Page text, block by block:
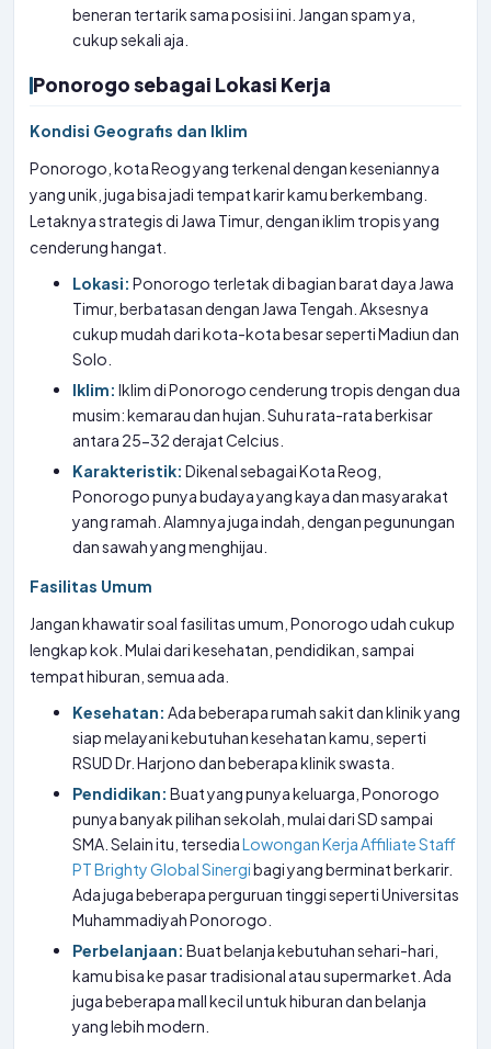
beneran tertarik sama posisi ini. Jangan spam ya,
cukup sekali aja.
Ponorogo sebagai Lokasi Kerja
Kondisi Geografis dan Iklim
Ponorogo, kota Reog yang terkenal dengan keseniannya
yang unik, juga bisa jadi tempat karir kamu berkembang.
Letaknya strategis di Jawa Timur, dengan iklim tropis yang
cenderung hangat.
Lokasi: Ponorogo terletak di bagian barat daya Jawa
Timur, berbatasan dengan Jawa Tengah. Aksesnya
cukup mudah dari kota-kota besar seperti Madiun dan
Solo.
Iklim: Iklim di Ponorogo cenderung tropis dengan dua
musim: kemarau dan hujan. Suhu rata-rata berkisar
antara 25-32 derajat Celcius.
Karakteristik: Dikenal sebagai Kota Reog,
Ponorogo punya budaya yang kaya dan masyarakat
yang ramah. Alamnya juga indah, dengan pegunungan
dan sawah yang menghijau.
Fasilitas Umum
Jangan khawatir soal fasilitas umum, Ponorogo udah cukup
lengkap kok. Mulai dari kesehatan, pendidikan, sampai
tempat hiburan, semua ada.
Kesehatan: Ada beberapa rumah sakit dan klinik yang
siap melayani kebutuhan kesehatan kamu, seperti
RSUD Dr. Harjono dan beberapa klinik swasta.
Pendidikan: Buat yang punya keluarga, Ponorogo
punya banyak pilihan sekolah, mulai dari SD sampai
SMA. Selain itu, tersediaLowongan Kerja Affiliate Staff
PT Brighty Global Sinergibagi yang berminat berkarir.
Ada juga beberapa perguruan tinggi seperti Universitas
Muhammadiyah Ponorogo.
Perbelanjaan: Buat belanja kebutuhan sehari-hari,
kamu bisa ke pasar tradisional atau supermarket. Ada
juga beberapa mall kecil untuk hiburan dan belanja
yang lebih modern.